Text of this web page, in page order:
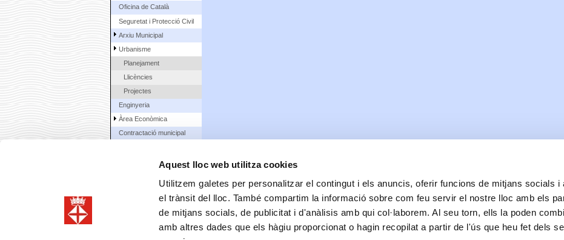
Aquest lloc web utilitza cookies
Utilitzem galetes per personalitzar el contingut i els anuncis, oferir funcions de mitjans socials i
el trànsit del lloc. També compartim la informació sobre com feu servir el nostre lloc amb els
de mitjans socials, de publicitat i d'anàlisis amb qui col·laborem. Al seu torn, ells la poden
amb altres dades que els hàgiu proporcionat o hagin recopilat a partir de l'ús que heu fet dels
Oficina de Català
Seguretat i Protecció Civil
Arxiu Municipal
Urbanisme
Planejament
Llicències
Projectes
Enginyeria
Àrea Econòmica
Contractació municipal
Data de realització:01/21/2021| Data de la darrera actualització:06/10/2024
Accessibilitat
Correu de contacte Protecció de dades
Bones pràctiques comunicació
© Ajuntament de Blanes | Protecció de dades| Avís Legal|Política de cookies
Passeig Dintre 29 | 17300 | Blanes Telèfon: 972 379 300 |
Informació